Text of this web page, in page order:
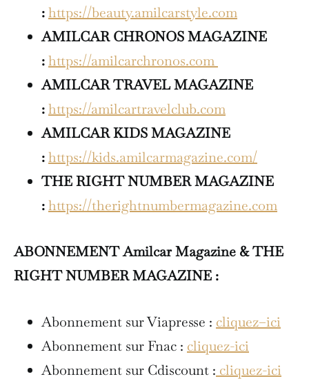
:https://beauty.amilcarstyle.com
AMILCAR CHRONOS MAGAZINE
:https://amilcarchronos.com
AMILCAR TRAVEL MAGAZINE
:https://amilcartravelclub.com
AMILCAR KIDS MAGAZINE
:https://kids.amilcarmagazine.com/
THE RIGHT NUMBER MAGAZINE
:https://therightnumbermagazine.com
ABONNEMENT Amilcar Magazine & THE
RIGHT NUMBER MAGAZINE :
Abonnement sur Viapresse : cliquez–ici
Abonnement sur Fnac : cliquez-ici
Abonnement sur Cdiscount : cliquez-ici